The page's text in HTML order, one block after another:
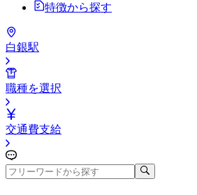
特徴から探す
白銀駅
職種を選択
交通費支給